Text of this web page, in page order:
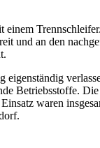
und an den
Betriebsstoffe.
waren